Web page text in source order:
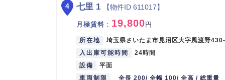
七里 1 【物件ID 611017】
月極賃料 ： 19,800 円
所在地
埼玉県さいたま市見沼区大字風渡野
入出庫可能時間
24時間
設備
平面
車両制限
全長 200/ 全幅 100/ 全高 / 総重量
4